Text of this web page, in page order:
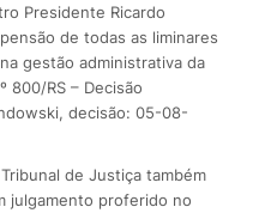
Presidente Ricardo
de todas as liminares
gestão administrativa da
800/RS – Decisão
decisão: 05-08-
de Justiça também
julgamento proferido no